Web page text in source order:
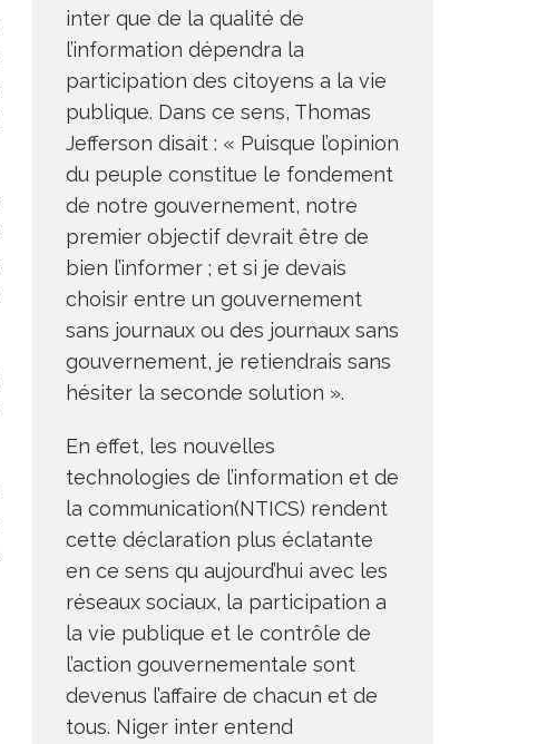
inter que de la qualité de
l’information dépendra la
participation des citoyens a la vie
publique. Dans ce sens, Thomas
Jefferson disait : « Puisque l’opinion
du peuple constitue le fondement
de notre gouvernement, notre
premier objectif devrait être de
bien l’informer ; et si je devais
choisir entre un gouvernement
sans journaux ou des journaux sans
gouvernement, je retiendrais sans
hésiter la seconde solution ».
En effet, les nouvelles
technologies de l’information et de
la communication(NTICS) rendent
cette déclaration plus éclatante
en ce sens qu aujourd’hui avec les
réseaux sociaux, la participation a
la vie publique et le contrôle de
l’action gouvernementale sont
devenus l’affaire de chacun et de
tous. Niger inter entend